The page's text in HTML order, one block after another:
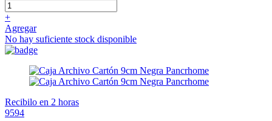
+
Agregar
No hay suficiente stock disponible
Recibilo en 2 horas
9594